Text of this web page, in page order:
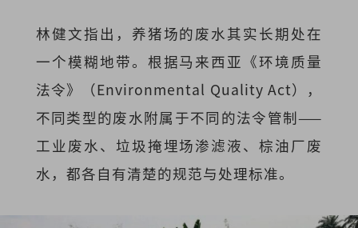
林健文指出，养猪场的废水其实长期处在
一个模糊地带。根据马来西亚《环境质量
法令》（Environmental Quality Act），
不同类型的废水附属于不同的法令管制——
工业废水、垃圾掩埋场渗滤液、棕油厂废
水，都各自有清楚的规范与处理标准。